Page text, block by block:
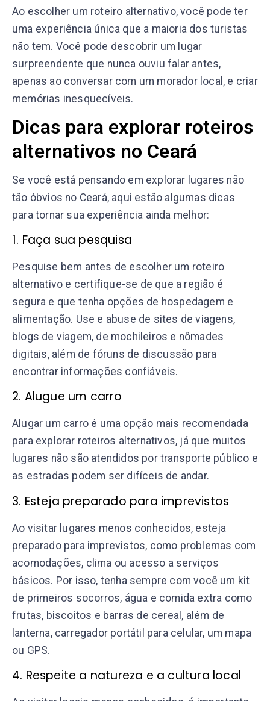
Ao escolher um roteiro alternativo, você pode ter
uma experiência única que a maioria dos turistas
não tem. Você pode descobrir um lugar
surpreendente que nunca ouviu falar antes,
apenas ao conversar com um morador local, e criar
memórias inesquecíveis.
Dicas para explorar roteiros
alternativos no Ceará
Se você está pensando em explorar lugares não
tão óbvios no Ceará, aqui estão algumas dicas
para tornar sua experiência ainda melhor:
1. Faça sua pesquisa
Pesquise bem antes de escolher um roteiro
alternativo e certifique-se de que a região é
segura e que tenha opções de hospedagem e
alimentação. Use e abuse de sites de viagens,
blogs de viagem, de mochileiros e nômades
digitais, além de fóruns de discussão para
encontrar informações confiáveis.
2. Alugue um carro
Alugar um carro é uma opção mais recomendada
para explorar roteiros alternativos, já que muitos
lugares não são atendidos por transporte público e
as estradas podem ser difíceis de andar.
3. Esteja preparado para imprevistos
Ao visitar lugares menos conhecidos, esteja
preparado para imprevistos, como problemas com
acomodações, clima ou acesso a serviços
básicos. Por isso, tenha sempre com você um kit
de primeiros socorros, água e comida extra como
frutas, biscoitos e barras de cereal, além de
lanterna, carregador portátil para celular, um mapa
ou GPS.
4. Respeite a natureza e a cultura local